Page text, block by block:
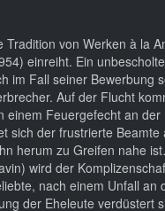
von Werken à la
einreiht. Ein
im Fall seiner Bewerbung
Auf der Flucht
Feuergefecht an
sich der frustrierte
herum zu Greifen nahe
wird der
nach einem Unfall an
der Eheleute verdüstert